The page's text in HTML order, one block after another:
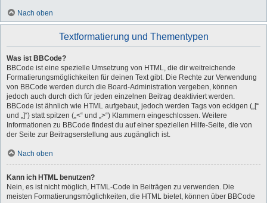
Nach oben
Textformatierung und Thementypen
Was ist BBCode?
BBCode ist eine spezielle Umsetzung von HTML, die dir weitreichende
Formatierungsmöglichkeiten für deinen Text gibt. Die Rechte zur Verwendung
von BBCode werden durch die Board-Administration vergeben, können
jedoch auch durch dich für jeden einzelnen Beitrag deaktiviert werden.
BBCode ist ähnlich wie HTML aufgebaut, jedoch werden Tags von eckigen („[“
und „]“) statt spitzen („<“ und „>“) Klammern eingeschlossen. Weitere
Informationen zu BBCode findest du auf einer speziellen Hilfe-Seite, die von
der Seite zur Beitragserstellung aus zugänglich ist.
Nach oben
Kann ich HTML benutzen?
Nein, es ist nicht möglich, HTML-Code in Beiträgen zu verwenden. Die
meisten Formatierungsmöglichkeiten, die HTML bietet, können über BBCode